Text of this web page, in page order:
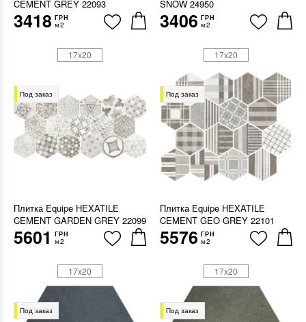
CEMENT GREY 22093
3418 ГРН
м2
SNOW 24950
3406 ГРН
м2
Под заказ
Плитка Equipe HEXATILE
CEMENT GARDEN GREY 22099
5601 ГРН
м2
17x20
Под заказ
Плитка Equipe HEXATILE
CEMENT GEO GREY 22101
5576 ГРН
м2
17x20
Под заказ
17x20
Под заказ
17x20